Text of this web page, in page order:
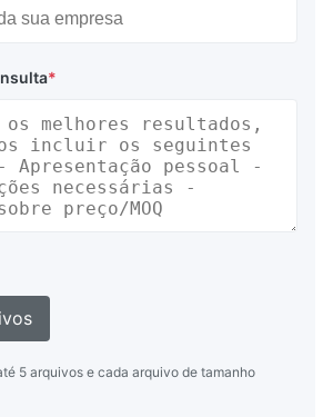
*
5 arquivos e cada arquivo de tamanho